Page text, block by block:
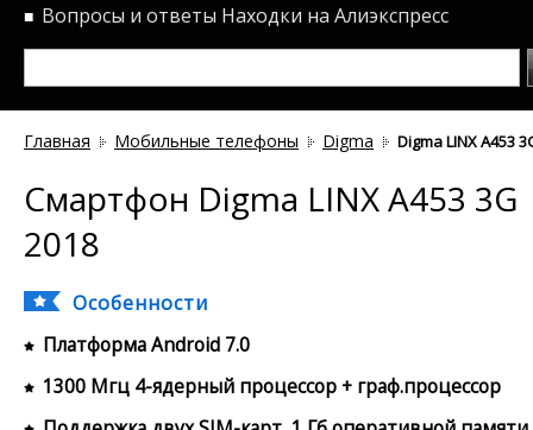
■ Вопросы и ответы Находки на Алиэкспресс
Главная Мобильные телефоны Digma Digma LINX A453
Смартфон Digma LINX A453 3G
2018
Особенности
Платформа Android 7.0
1300 Мгц 4-ядерный процессор + граф.процессор